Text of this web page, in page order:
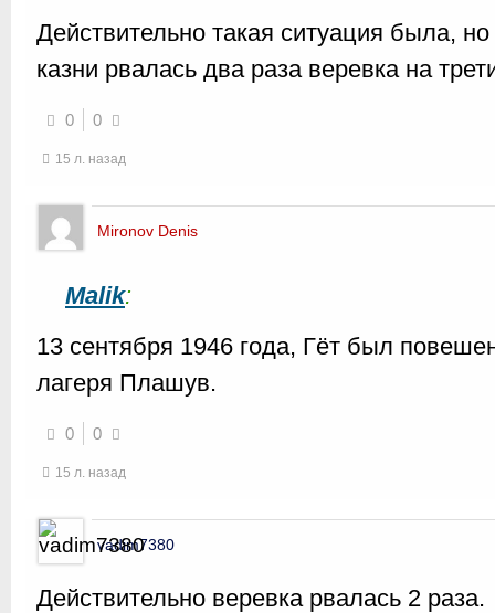
Действительно такая ситуация была,
казни рвалась два раза веревка на
0 0
15 л. назад
Mironov Denis
Malik:
13 сентября 1946 года, Гёт был
лагеря Плашув.
0 0
15 л. назад
vadim7380
Действительно веревка рвалась 2 раза.